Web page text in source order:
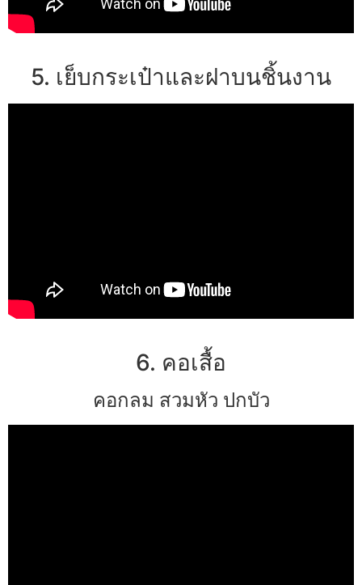
5. เย็บกระเป๋าและฝาบนชิ้นงาน
6. คอเสื้อ
คอกลม สวมหัว ปกบัว